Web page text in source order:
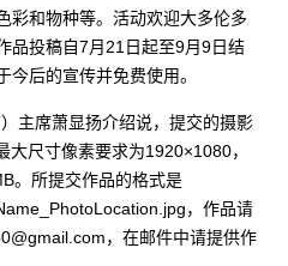
彩和物种等。活动欢迎大多伦多
品投稿自7月21日起至9月9日结
今后的宣传并免费使用。
主席萧显扬介绍说，提交的摄影
尺寸像素要求为1920×1080，
。所提交作品的格式是
，作品请
，在邮件中请提供作